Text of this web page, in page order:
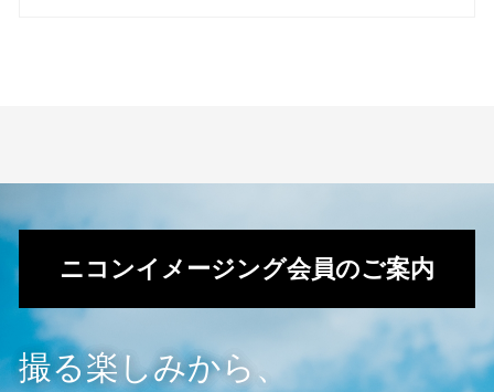
ニコンイメージング会員のご案内
撮る楽しみから、